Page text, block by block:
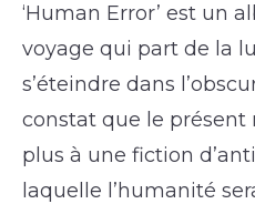
‘Human Error’ est un
voyage qui part de la
s’éteindre dans
constat que le présent
plus à une fiction
laquelle l’humanité